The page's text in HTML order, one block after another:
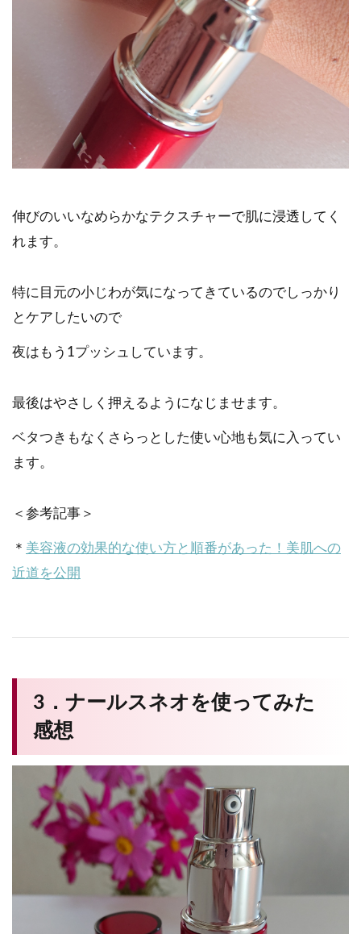
伸びのいいなめらかなテクスチャーで肌に浸透してく
れます。
特に目元の小じわが気になってきているのでしっかり
とケアしたいので
夜はもう1プッシュしています。
最後はやさしく押えるようになじませます。
ベタつきもなくさらっとした使い心地も気に入ってい
ます。
＜参考記事＞
＊ 美容液の効果的な使い方と順番があった！美肌への
近道を公開
3．ナールスネオを使ってみた
感想